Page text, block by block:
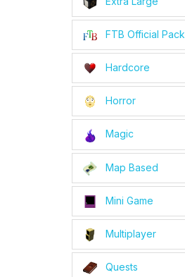
FTB Official Pack
Hardcore
Horror
Magic
Map Based
Mini Game
Multiplayer
Quests